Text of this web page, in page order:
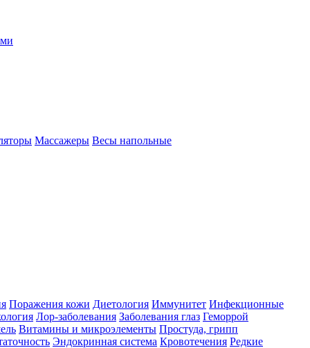
Массажеры Весы напольные
Поражения кожи Диетология Иммунитет Инфекционные
Лор-заболевания Заболевания глаз Геморрой
Витамины и микроэлементы Простуда, грипп
Эндокринная система Кровотечения Редкие